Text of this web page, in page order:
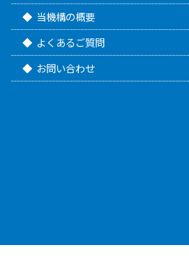
当機構の概要
よくあるご質問
お問い合わせ